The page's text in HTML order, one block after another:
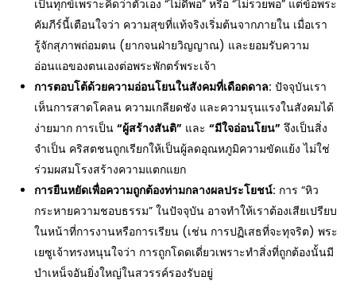
เป็นทุกข์เพราะคิดว่าตัวเอง “ไม่ดีพอ” หรือ “ไม่รวยพอ” แต่ข้อพระ
คัมภีร์นี้เตือนใจว่า ความสุขที่แท้จริงเริ่มต้นจากภายใน เมื่อเรา
รู้จักสุภาพถ่อมตน (ยากจนฝ่ายวิญญาณ) และยอมรับความ
อ่อนแอของตนเองต่อพระพักตร์พระเจ้า
การตอบโต้ด้วยความอ่อนโยนในสังคมที่เดือดดาล: ปัจจุบันเรา
เห็นการสาดโคลน ความเกลียดชัง และความรุนแรงในสังคมได้
ง่ายมาก การเป็น“ผู้สร้างสันติ” และ“มีใจอ่อนโยน” จึงเป็นสิ่ง
จำเป็น คริสตชนถูกเรียกให้เป็นผู้ลดอุณหภูมิความขัดแย้ง ไม่ใช่
ร่วมผสมโรงสร้างความแตกแยก
การยืนหยัดเพื่อความถูกต้องท่ามกลางผลประโยชน์: การ “หิว
กระหายความชอบธรรม” ในปัจจุบัน อาจทำให้เราต้องเสียเปรียบ
ในหน้าที่การงานหรือการเรียน (เช่น การปฏิเสธที่จะทุจริต) พระ
เยซูเจ้าทรงหนุนใจว่า การถูกโดดเดี่ยวเพราะทำสิ่งที่ถูกต้องนั้นมี
บำเหน็จอันยิ่งใหญ่ในสวรรค์รองรับอยู่